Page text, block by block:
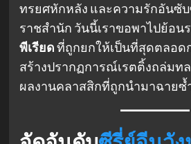
ทรยศหักหลัง และความรักอันซั
ราชสำนัก วันนี้เราขอพาไปย้อน
พีเรียดที่ถูกยกให้เป็นที่สุดตลอด
สร้างปรากฏการณ์เรตติ้งถล่มท
ผลงานคลาสสิกที่ถูกนำมาฉายซ้